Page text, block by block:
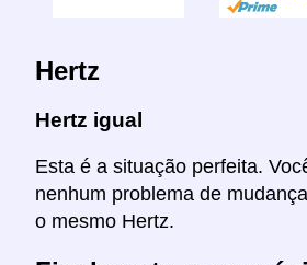
Hertz
Hertz igual
Esta é a situação perfeita.
nenhum problema de
o mesmo Hertz.